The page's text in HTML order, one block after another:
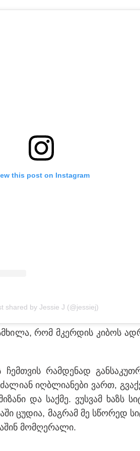
this post on Instagram
shared by Jessie J (@jessiej)
რომ მკერ­დის კი­ბოს
ჩემ­თვის რამ­დე­ნად
იღ­ბლი­ა­ნე­ბი ვართ,
და საქ­მე. ვუს­ვამ ხაზს
ცუ­დია, მაგ­რამ მე სწო­რედ
მომ­ღე­რა­ლი.